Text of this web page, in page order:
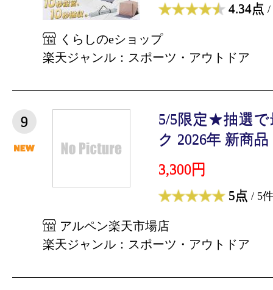
4.34点 /
くらしのeショップ
楽天ジャンル：スポーツ・アウトドア
9
5/5限定★抽選で
ク 2026年 新商
3,300円
5点 / 5件
アルペン楽天市場店
楽天ジャンル：スポーツ・アウトドア